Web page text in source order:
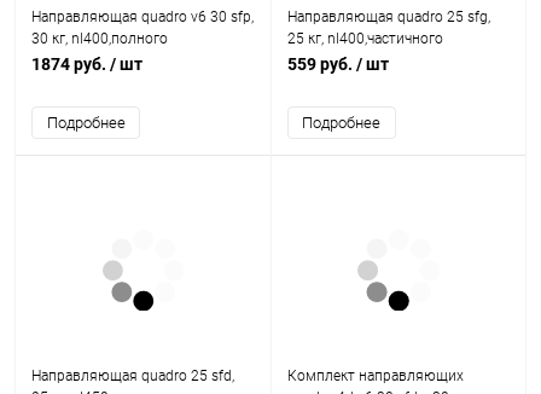
Направляющая quadro v6 30 sfp,
30 кг, nl400,полного
выдвижения, eb20, левая
1874 руб. / шт
Подробнее
Направляющая quadro 25 sfg,
25 кг, nl400,частичного
выдвижения, eb20, левая
559 руб. / шт
Подробнее
Направляющая quadro 25 sfd,
Комплект направляющих